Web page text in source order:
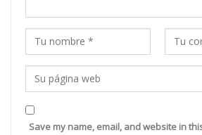
Save my name, email, and website in